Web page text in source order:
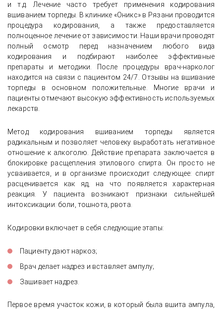
и т.д. Лечение часто требует применения кодирования
вшиванием торпеды. В клинике «Оникс» в Рязани проводится
процедура кодирования, а также предоставляется
полноценное лечение от зависимости. Наши врачи проводят
полный осмотр перед назначением любого вида
кодирования и подбирают наиболее эффективные
препараты и методики. После процедуры врач-нарколог
находится на связи с пациентом 24/7. Отзывы на вшивание
торпеды в основном положительные. Многие врачи и
пациенты отмечают высокую эффективность используемых
лекарств.
Метод кодирования вшиванием торпеды является
радикальным и позволяет человеку выработать негативное
отношение к алкоголю. Действие препарата заключается в
блокировке расщепления этилового спирта. Он просто не
усваивается, и в организме происходит следующее: спирт
расценивается как яд, на что появляется характерная
реакция. У пациента возникают признаки сильнейшей
интоксикации: боли, тошнота, рвота.
Кодировки включает в себя следующие этапы:
Пациенту дают наркоз;
Врач делает надрез и вставляет ампулу;
Зашивает надрез.
Первое время участок кожи, в который была вшита ампула,